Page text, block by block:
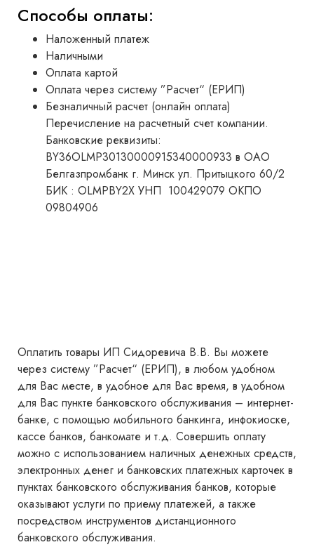
Способы оплаты:
Наложенный платеж
Наличными
Оплата картой
Оплата через систему ”Расчет“ (ЕРИП)
Безналичный расчет (онлайн оплата)
Перечисление на расчетный счет компании.
Банковские реквизиты:
BY36OLMP30130000915340000933 в ОАО
Белгазпромбанк г. Минск ул. Притыцкого 60/2
БИК : OLMPBY2X УНП 100429079 ОКПО
09804906
Оплатить товары ИП Сидоревича В.В. Вы можете
через систему ”Расчет“ (ЕРИП), в любом удобном
для Вас месте, в удобное для Вас время, в удобном
для Вас пункте банковского обслуживания – интернет-
банке, с помощью мобильного банкинга, инфокиоске,
кассе банков, банкомате и т.д. Совершить оплату
можно с использованием наличных денежных средств,
электронных денег и банковских платежных карточек в
пунктах банковского обслуживания банков, которые
оказывают услуги по приему платежей, а также
посредством инструментов дистанционного
банковского обслуживания.